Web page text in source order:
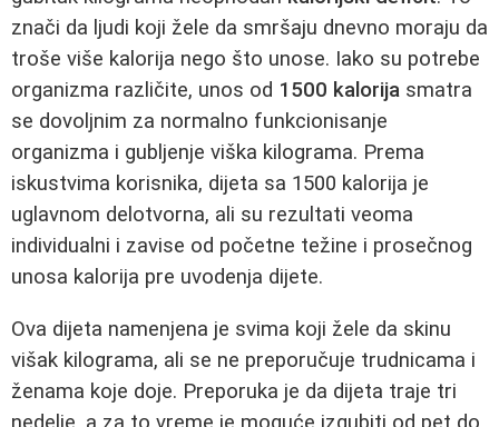
znači da ljudi koji žele da smršaju dnevno moraju da
troše više kalorija nego što unose. Iako su potrebe
organizma različite, unos od 1500 kalorija smatra
se dovoljnim za normalno funkcionisanje
organizma i gubljenje viška kilograma. Prema
iskustvima korisnika, dijeta sa 1500 kalorija je
uglavnom delotvorna, ali su rezultati veoma
individualni i zavise od početne težine i prosečnog
unosa kalorija pre uvodenja dijete.
Ova dijeta namenjena je svima koji žele da skinu
višak kilograma, ali se ne preporučuje trudnicama i
ženama koje doje. Preporuka je da dijeta traje tri